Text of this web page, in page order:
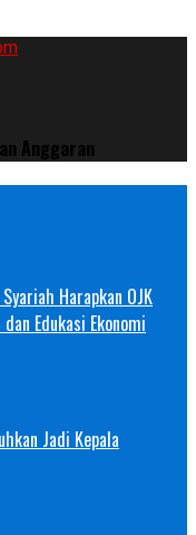
Anggaran
Harapkan OJK
Edukasi Ekonomi
Jadi Kepala